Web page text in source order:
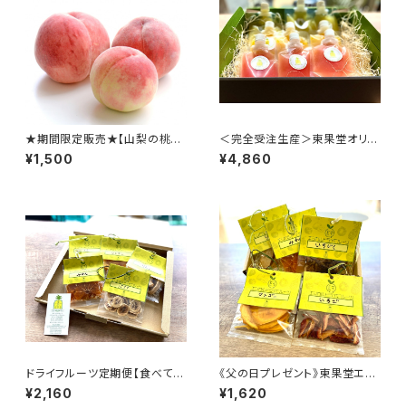
★期間限定販売★【山梨の桃】
最上級のブランド桃をお届けし
ます！
¥1,500
＜完全受注生産＞東果堂オリジ
ナル飲むフルーツゼリー(9個セ
ット)
¥4,860
ドライフルーツ定期便【食べて健
康になれる #おきかえおやつ 5
個入】送料込！
¥2,160
《父の日プレゼント》東果堂エシ
カルドライフルーツ・ギフトボック
ス
¥1,620